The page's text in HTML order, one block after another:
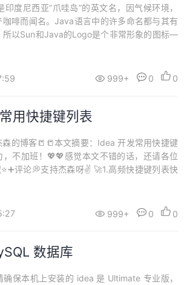
尼西亚“爪哇岛”的英文名，因气候环境，
啡而闻名。Java语言中的许多命名都与其有
所以Sun和Java的Logo是个非常形象的图标—
一个内部项目。Sun公司一位名为帕特里克·
司难于操作的C++/C语言...999+ 0 0
用快捷键列表
森的博客📒📒本文摘要：Idea 开发常用快捷键
，不加班！💖💖感觉本文不错的话，还请各位
评论💭支持杰森呀✌️ 🚀1.高频快捷键列表快
Ctrl+Shift+E最近更改的文件Shift+Click关闭
999+ 0 0
数据库
保本机上安装的 idea 是 Ultimate 专业版，